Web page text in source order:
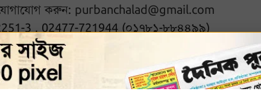
করুন: purbanchalad@gmail.com
3 , 02477-721944 (০১৭৮১-৮৮৪৪৯৯)
:
© ২০২৬ দৈনিক পূর্বাঞ্চল. All rights reserved